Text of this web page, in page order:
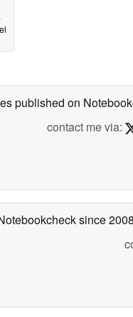
published on
contact me via:
since 2008